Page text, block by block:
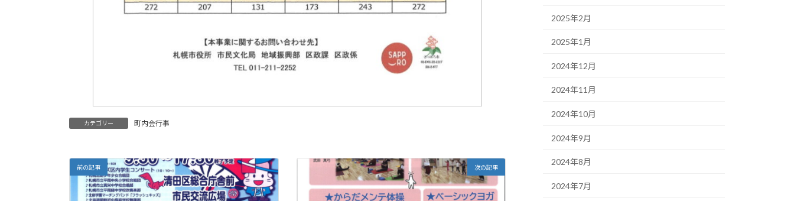
カテゴリー 町内会行事
前の記事 次の記事
2025年2月
2025年1月
2024年12月
2024年11月
2024年10月
2024年9月
2024年8月
2024年7月